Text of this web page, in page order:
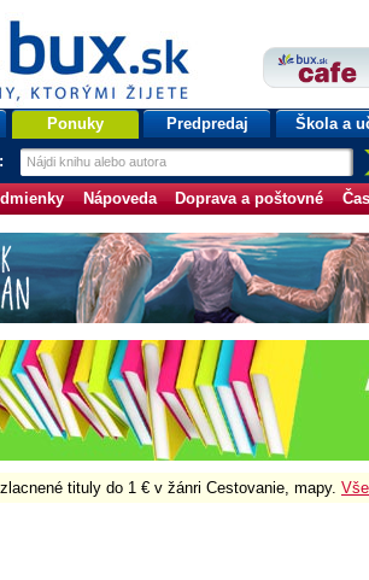
Ponuky Predpredaj Škola a
Nápoveda Doprava a poštovné
tituly do 1 € v žánri Cestovanie, mapy.